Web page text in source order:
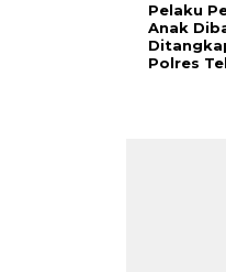
Pelaku
Anak
Polres